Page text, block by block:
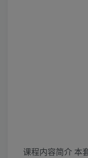
课程内容简介 本